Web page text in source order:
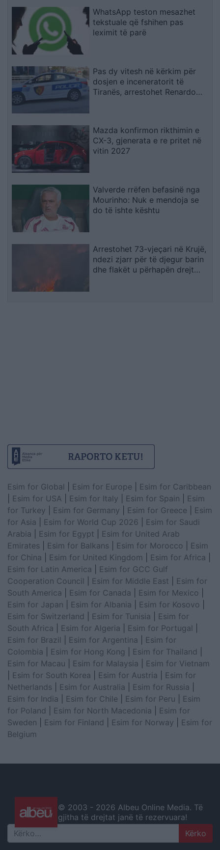
WhatsApp teston mesazhet
tekstuale që fshihen pas
leximit të parë
Pas dy vitesh në kërkim për
dosjen e inceneratorit të
Tiranës, arrestohet Renardo
Mazda konfirmon rikthimin e
CX-3, gjenerata e re pritet në
vitin 2027
Valverde rrëfen befasinë nga
Mourinho: Nuk e mendoja se
do të ishte kështu
Arrestohet 73-vjeçari në Krujë,
ndezi zjarr për të djegur barin
dhe flakët u përhapën drejt
Esim for Global Esim for Europe
Esim for Caribbean
Esim for USA Esim for Italy Esim for Spain
Esim
for Turkey
Esim for Germany Esim for Greece
Esim
for Asia
Esim for World Cup 2026
Esim for Saudi
Arabia
Esim for Egypt
Esim for United Arab
Emirates
Esim for Balkans Esim for Morocco
Esim
for China
Esim for United Kingdom Esim for Africa
Esim for Latin America
Esim for GCC Gulf
Cooperation Council
Esim for Middle East
Esim for
South America
Esim for Canada Esim for Mexico
Esim for Japan
Esim for Albania Esim for Kosovo
Esim for Switzerland
Esim for Tunisia
Esim for
South Africa
Esim for Algeria Esim for Portugal
Esim for Brazil
Esim for Argentina
Esim for
Colombia
Esim for Hong Kong Esim for Thailand
Esim for Macau
Esim for Malaysia
Esim for Vietnam
Esim for South Korea Esim for Austria
Esim for
Netherlands
Esim for Australia Esim for Russia
Esim for India
Esim for Chile Esim for Peru
Esim
for Poland
Esim for North Macedonia
Esim for
Sweden
Esim for Finland Esim for Norway
Esim for
Belgium
© 2003 - 2026 Albeu Online Media. Të
gjitha të drejtat janë të rezervuara!
Search